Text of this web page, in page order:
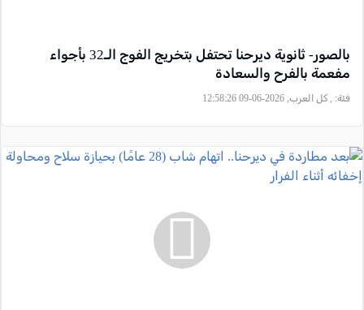
بالصور- ثانوية ديرحنا تحتفل بتخريج الفوج الـ32 بأجواء
مفعمة بالفرح والسعادة
فئة: , كل العرب, 2026-06-09 12:58:26